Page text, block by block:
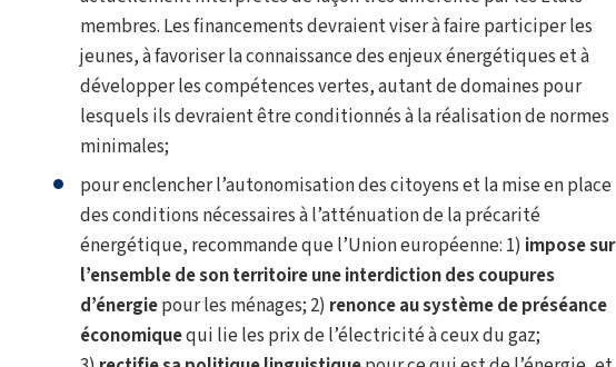
membres. Les financements devraient viser à faire participer les
jeunes, à favoriser la connaissance des enjeux énergétiques et à
développer les compétences vertes, autant de domaines pour
lesquels ils devraient être conditionnés à la réalisation de normes
minimales;
pour enclencher l’autonomisation des citoyens et la mise en place
des conditions nécessaires à l’atténuation de la précarité
énergétique, recommande que l’Union européenne: 1) impose sur
l’ensemble de son territoire une interdiction des coupures
d’énergiepour les ménages; 2) renonce au système de préséance
économiquequi lie les prix de l’électricité à ceux du gaz;